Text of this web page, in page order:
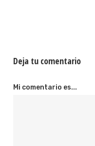
Deja tu comentario
Mi comentario es...